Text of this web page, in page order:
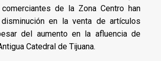
comerciantes de la Zona Centro han
en la venta de artículos
del aumento en la afluencia de
Catedral de Tijuana.